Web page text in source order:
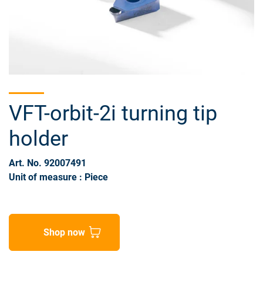
VFT-orbit-2i turning tip
holder
Art. No. 92007491
Unit of measure : Piece
Shop now